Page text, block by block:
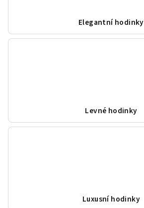
Elegantní hodinky
Levné hodinky
Luxusní hodinky